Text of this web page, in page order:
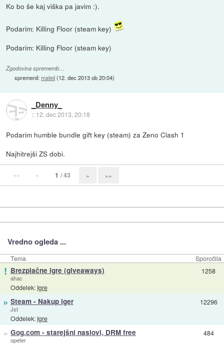
Ko bo še kaj viška pa javim :).
Podarim: Killing Floor (steam key)
Podarim: Killing Floor (steam key)
Zgodovina sprememb…
spremenil:mateii(12. dec 2013 ob 20:04)
_Denny_
:: 12. dec 2013, 20:18
Podarim humble bundle gift key (steam) za Zeno Clash 1
Najhitrejši ZS dobi.
«« « 1 / 43 » »»
Vredno ogleda ...
Tema Sporočila
! Brezplačne igre (giveaways)
ahac
Oddelek: Igre
1258
» Steam - Nakup iger
Jst
Oddelek: Igre
12296
» Gog.com - starejšni naslovi, DRM free
opeter
484